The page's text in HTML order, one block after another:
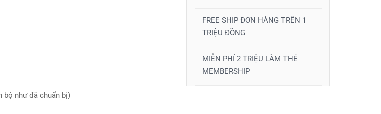
bộ như đã chuẩn bị)
FREE SHIP ĐƠN HÀNG TRÊN 1
TRIỆU ĐỒNG
MIỄN PHÍ 2 TRIỆU LÀM THẺ
MEMBERSHIP